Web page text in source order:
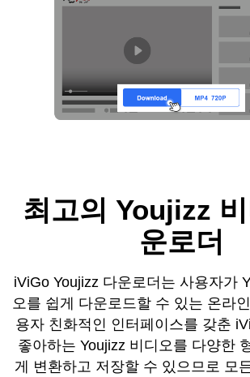
최고의 Youjizz
운로더
iViGo Youjizz 다운로더는 사용자가
오를 쉽게 다운로드할 수 있는 온라
용자 친화적인 인터페이스를 갖춘
좋아하는 Youjizz 비디오를 다양한
게 변환하고 저장할 수 있으므로 모